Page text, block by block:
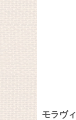
モラヴ